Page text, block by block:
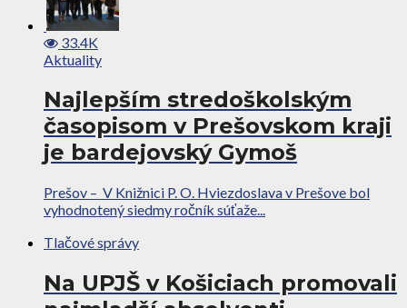
33.4K
Aktuality
Najlepším stredoškolským
časopisom v Prešovskom kraji
je bardejovský Gymoš
Prešov – V Knižnici P. O. Hviezdoslava v Prešove bol
vyhodnotený siedmy ročník súťaže...
Tlačové správy
Na UPJŠ v Košiciach promovali